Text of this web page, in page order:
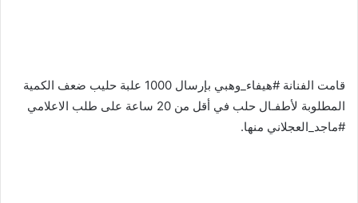
قامت الفنانة #هيفاء_وهبي بإرسال 1000 علبة حليب ضعف الكمية
المطلوبة لأطفـال حلب في أقل من 20 ساعة على طلب الاعلامي
#ماجد_العجلاني منها.